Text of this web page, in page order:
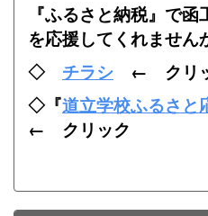
『ふるさと納税』で
を応援してくれません
◇ チラシ ← クリ
◇『道立学校ふるさと
← クリック